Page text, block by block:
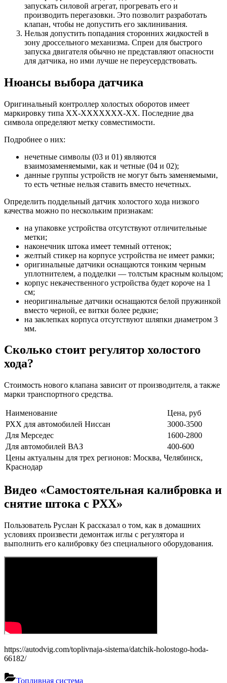
запускать силовой агрегат, прогревать его и
производить перегазовки. Это позволит разработать
клапан, чтобы не допустить его заклинивания.
Нельзя допустить попадания сторонних жидкостей в
зону дроссельного механизма. Спреи для быстрого
запуска двигателя обычно не представляют опасности
для датчика, но ими лучше не переусердствовать.
Нюансы выбора датчика
Оригинальный контроллер холостых оборотов имеет
маркировку типа ХХ-ХХХХХХХ-ХХ. Последние два
символа определяют метку совместимости.
Подробнее о них:
нечетные символы (03 и 01) являются
взаимозаменяемыми, как и четные (04 и 02);
данные группы устройств не могут быть заменяемыми,
то есть четные нельзя ставить вместо нечетных.
Определить поддельный датчик холостого хода низкого
качества можно по нескольким признакам:
на упаковке устройства отсутствуют отличительные
метки;
наконечник штока имеет темный оттенок;
желтый стикер на корпусе устройства не имеет рамки;
оригинальные датчики оснащаются тонким черным
уплотнителем, а подделки — толстым красным кольцом;
корпус некачественного устройства будет короче на 1
см;
неоригинальные датчики оснащаются белой пружинкой
вместо черной, ее витки более редкие;
на заклепках корпуса отсутствуют шляпки диаметром 3
мм.
Сколько стоит регулятор холостого
хода?
Стоимость нового клапана зависит от производителя, а также
марки транспортного средства.
Наименование
Цена, руб
РХХ для автомобилей Ниссан
3000-3500
Для Мерседес
1600-2800
Для автомобилей ВАЗ
400-600
Цены актуальны для трех регионов: Москва, Челябинск,
Краснодар
Видео «Самостоятельная калибровка и
снятие штока с РХХ»
Пользователь Руслан К рассказал о том, как в домашних
условиях произвести демонтаж иглы с регулятора и
выполнить его калибровку без специального оборудования.
https://autodvig.com/toplivnaja-sistema/datchik-holostogo-hoda-
66182/
Топливная система